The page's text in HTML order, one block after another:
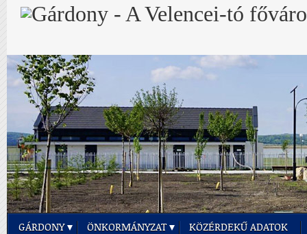
GÁRDONY ÖNKORMÁNYZAT KÖZÉRDEKŰ ADATOK